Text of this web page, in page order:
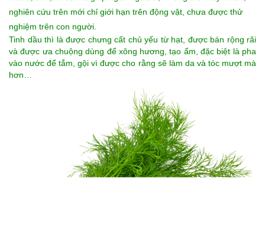
nghiên cứu trên mới chỉ giới hạn trên động vật, chưa được thử
nghiệm trên con người.
Tinh dầu thì là được chưng cất chủ yếu từ hạt, được bán rộng rãi
và được ưa chuộng dùng để xông hương, tạo ẩm, đặc biệt là pha
vào nước để tắm, gội vì được cho rằng sẽ làm da và tóc mượt mà
hơn…